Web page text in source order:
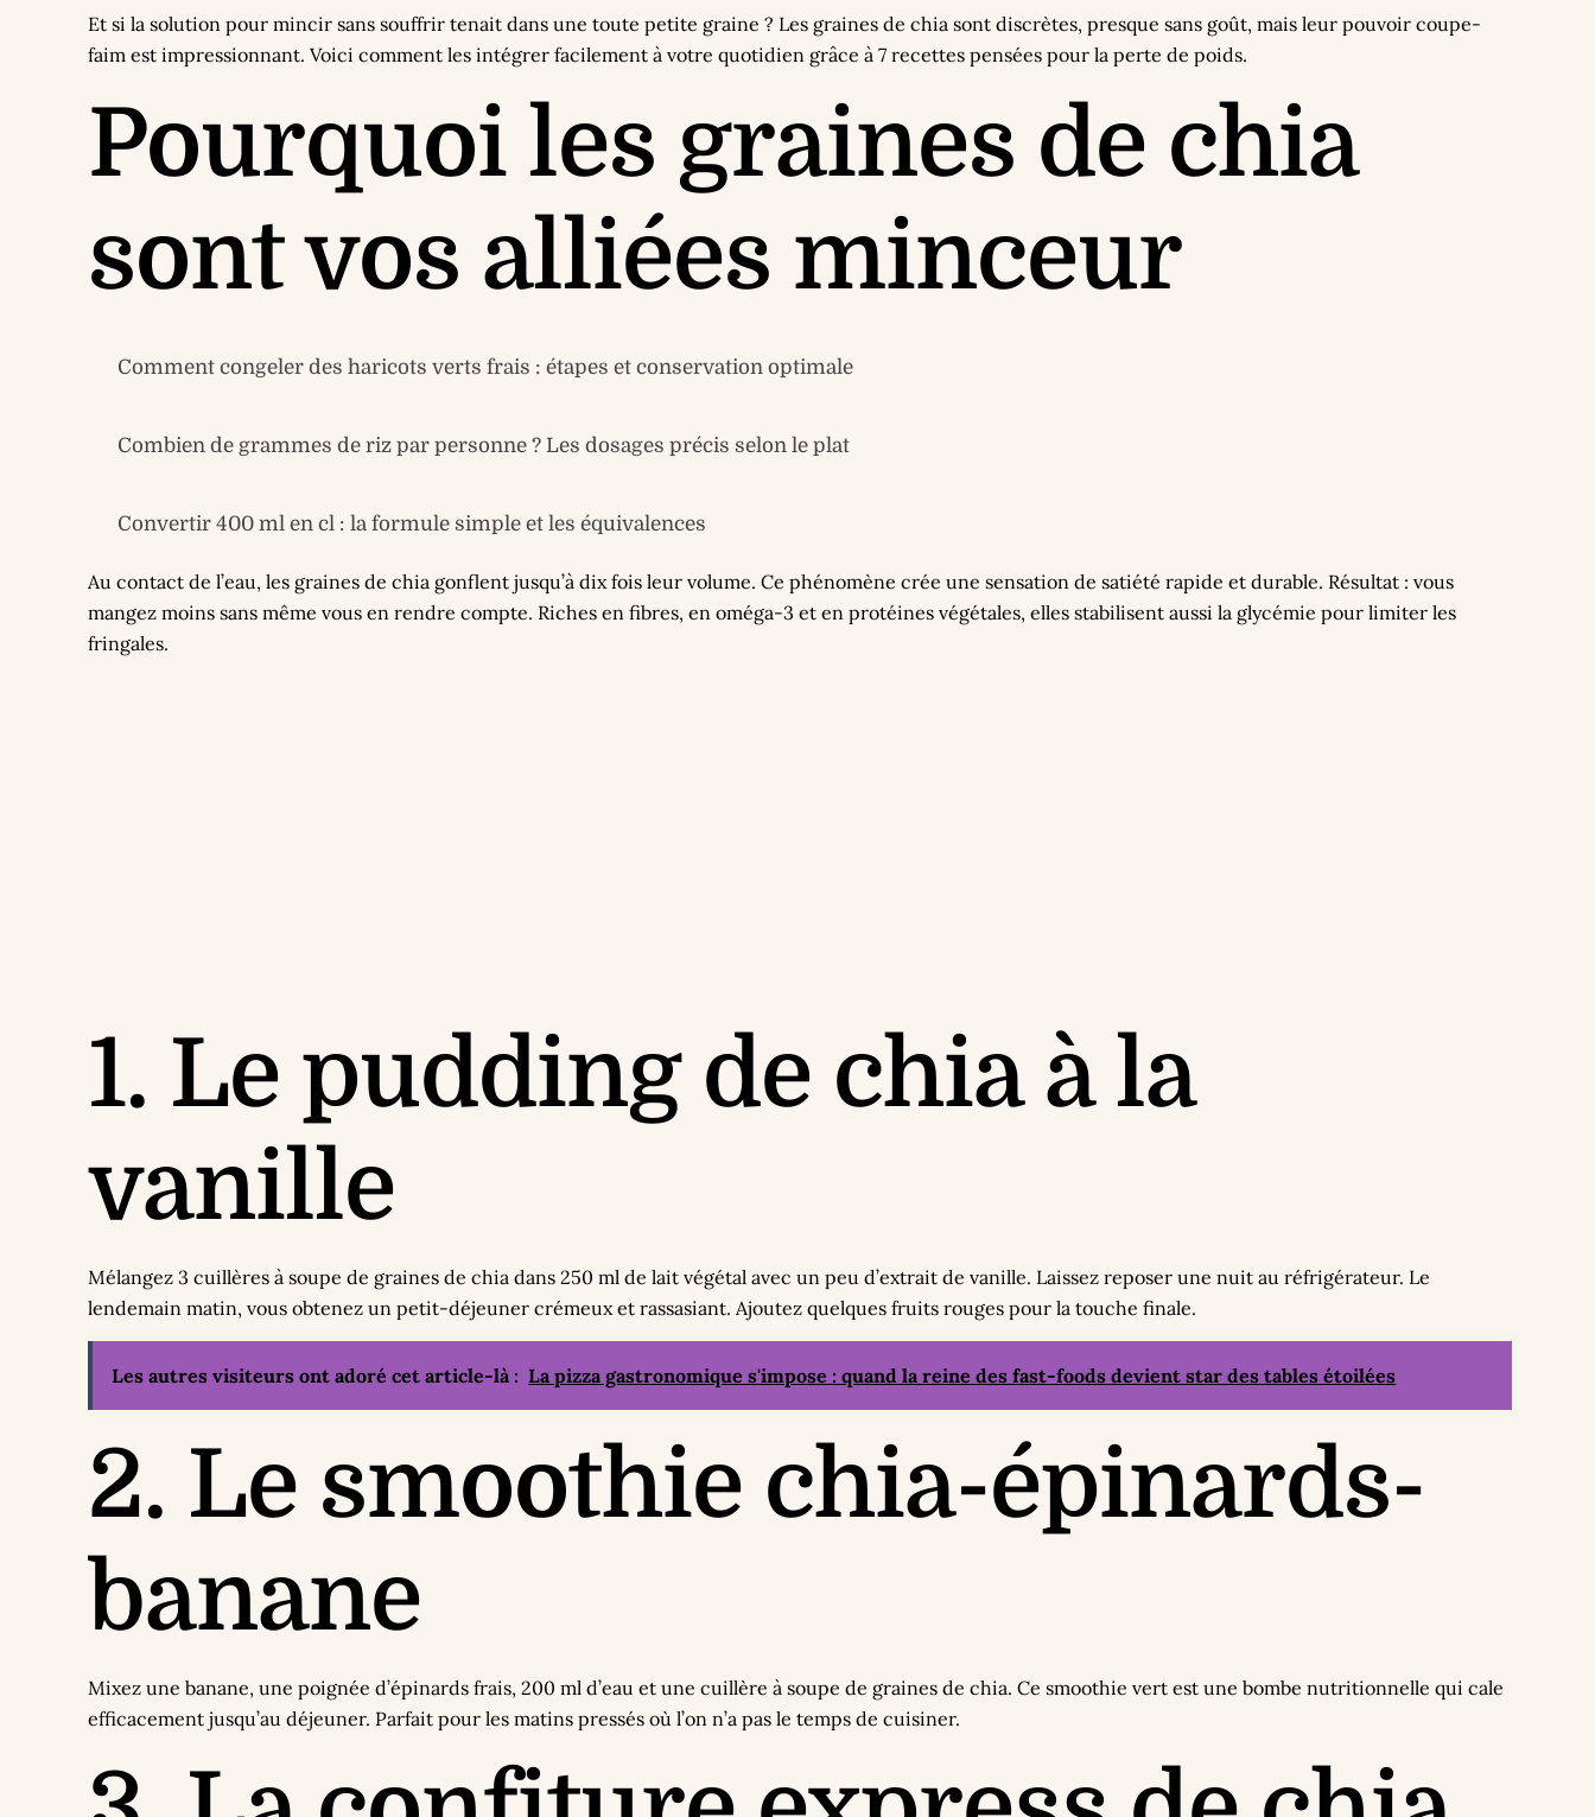
Et si la solution pour mincir sans souffrir tenait dans une toute petite graine ? Les graines de chia sont discrètes, presque sans goût, mais leur pouvoir coupe-
faim est impressionnant. Voici comment les intégrer facilement à votre quotidien grâce à 7 recettes pensées pour la perte de poids.
Pourquoi les graines de chia
sont vos alliées minceur
Comment congeler des haricots verts frais : étapes et conservation optimale
Combien de grammes de riz par personne ? Les dosages précis selon le plat
Convertir 400 ml en cl : la formule simple et les équivalences
Au contact de l’eau, les graines de chia gonflent jusqu’à dix fois leur volume. Ce phénomène crée une sensation de satiété rapide et durable. Résultat : vous
mangez moins sans même vous en rendre compte. Riches en fibres, en oméga-3 et en protéines végétales, elles stabilisent aussi la glycémie pour limiter les
fringales.
1. Le pudding de chia à la
vanille
Mélangez 3 cuillères à soupe de graines de chia dans 250 ml de lait végétal avec un peu d’extrait de vanille. Laissez reposer une nuit au réfrigérateur. Le
lendemain matin, vous obtenez un petit-déjeuner crémeux et rassasiant. Ajoutez quelques fruits rouges pour la touche finale.
Les autres visiteurs ont adoré cet article-là : La pizza gastronomique s'impose : quand la reine des fast-foods devient star des tables étoilées
2. Le smoothie chia-épinards-
banane
Mixez une banane, une poignée d’épinards frais, 200 ml d’eau et une cuillère à soupe de graines de chia. Ce smoothie vert est une bombe nutritionnelle qui cale
efficacement jusqu’au déjeuner. Parfait pour les matins pressés où l’on n’a pas le temps de cuisiner.